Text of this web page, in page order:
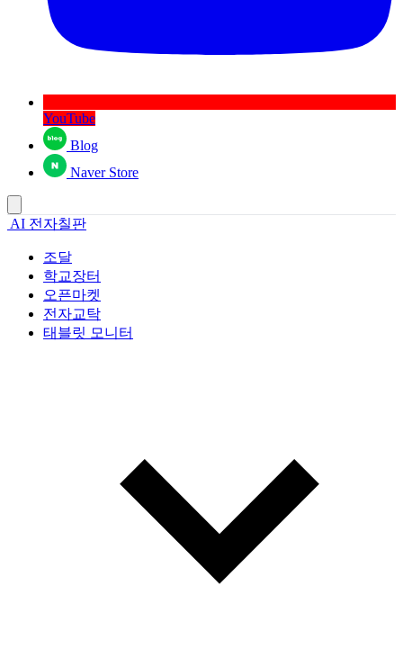
YouTube
Blog
Naver Store
AI 전자칠판
조달
학교장터
오픈마켓
전자교탁
태블릿 모니터